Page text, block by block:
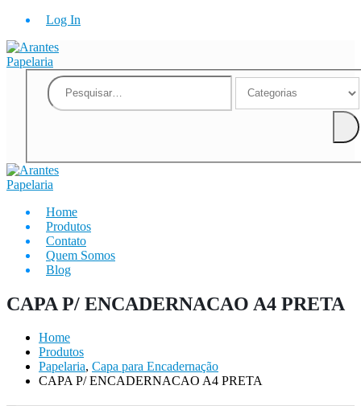
Log In
Home
Produtos
Contato
Quem Somos
Blog
CAPA P/ ENCADERNACAO A4 PRETA
Home
Produtos
Papelaria, Capa para Encadernação
CAPA P/ ENCADERNACAO A4 PRETA